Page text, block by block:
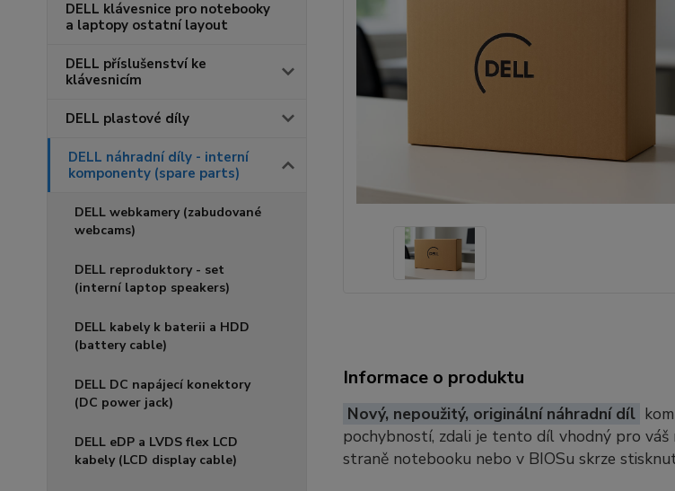
DELL klávesnice pro notebooky
a laptopy ostatní layout
DELL příslušenství ke
klávesnicím
DELL plastové díly
DELL náhradní díly - interní
komponenty (spare parts)
DELL webkamery (zabudované
webcams)
DELL reproduktory - set
(interní laptop speakers)
DELL kabely k baterii a HDD
(battery cable)
DELL DC napájecí konektory
(DC power jack)
DELL eDP a LVDS flex LCD
kabely (LCD display cable)
Informace o produktu
Nový, nepoužitý, originální náhradní díl
pochybností, zdali je tento díl vhodný pro váš
straně notebooku nebo v BIOSu skrze